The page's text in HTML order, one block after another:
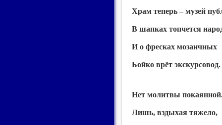
Храм теперь – музей
В шапках топчется
И о фресках мозаичных
Бойко врёт экскурсовод.
Нет молитвы
Лишь, вздыхая тяжело,